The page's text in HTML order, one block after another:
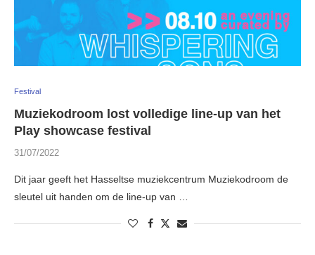
Festival
Muziekodroom lost volledige line-up van het
Play showcase festival
31/07/2022
Dit jaar geeft het Hasseltse muziekcentrum Muziekodroom de
sleutel uit handen om de line-up van …